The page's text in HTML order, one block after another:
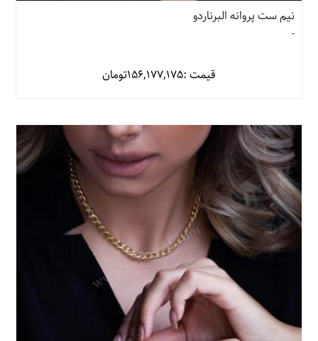
نیم ست پروانه البرناردو
-
قیمت :156,177,175تومان